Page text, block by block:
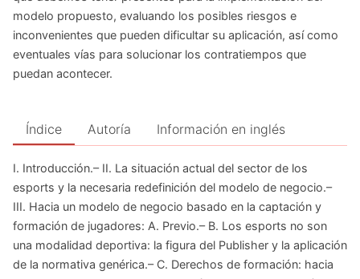
modelo propuesto, evaluando los posibles riesgos e
inconvenientes que pueden dificultar su aplicación, así como
eventuales vías para solucionar los contratiempos que
puedan acontecer.
Índice Autoría Información en inglés
I. Introducción.– II. La situación actual del sector de los
esports y la necesaria redefinición del modelo de negocio.–
III. Hacia un modelo de negocio basado en la captación y
formación de jugadores: A. Previo.– B. Los esports no son
una modalidad deportiva: la figura del Publisher y la aplicación
de la normativa genérica.– C. Derechos de formación: hacia